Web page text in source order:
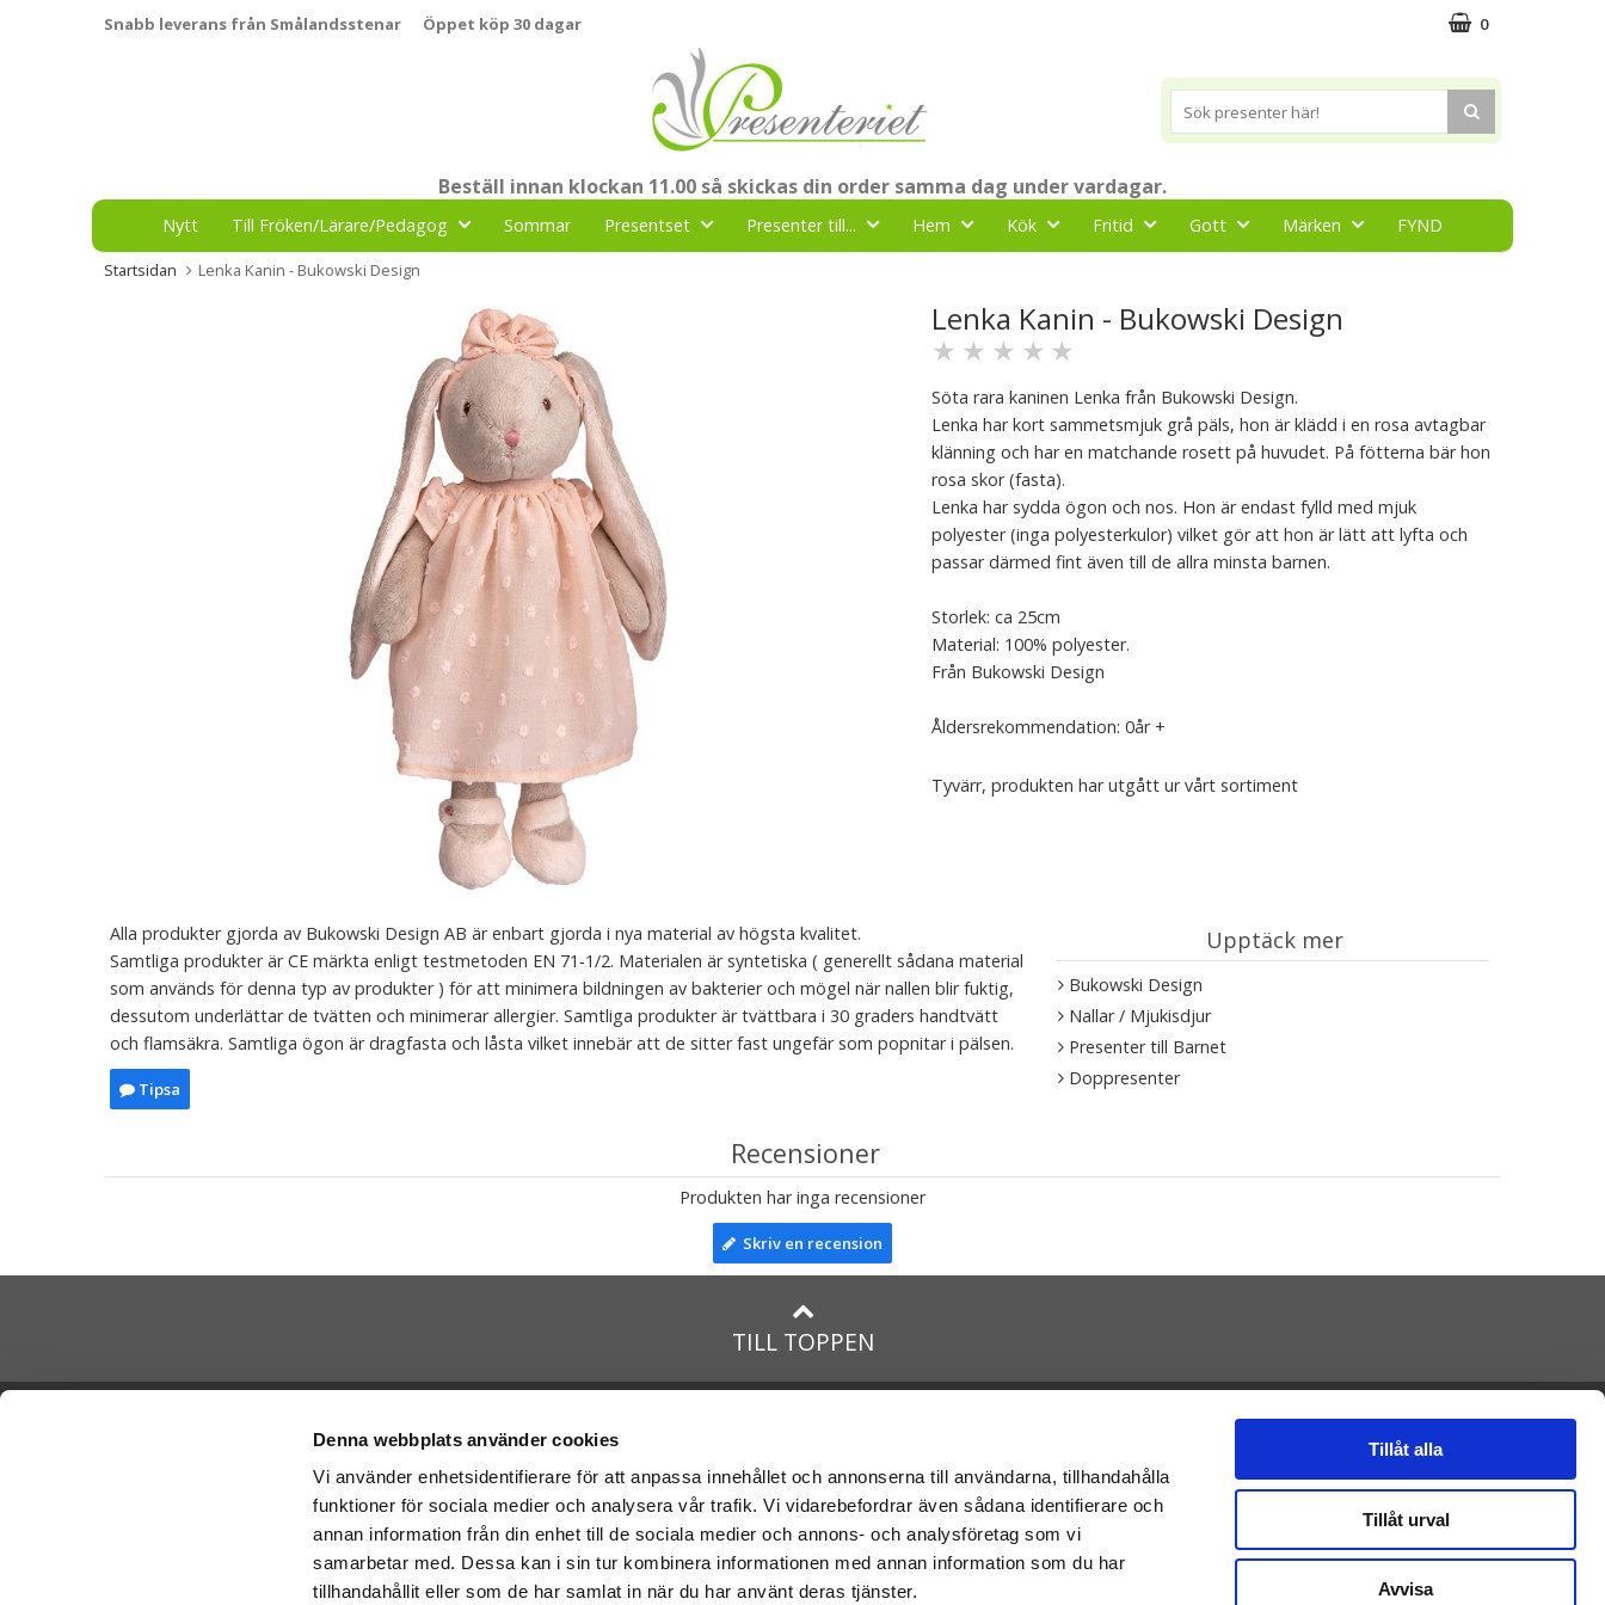
Denna webbplats använder cookies
Vi använder enhetsidentifierare för att anpassa innehållet och annonserna till användarna, tillhandahålla
funktioner för sociala medier och analysera vår trafik. Vi vidarebefordrar även sådana identifierare och
annan information från din enhet till de sociala medier och annons- och analysföretag som vi
samarbetar med. Dessa kan i sin tur kombinera informationen med annan information som du har
tillhandahållit eller som de har samlat in när du har använt deras tjänster.
Tillåt alla
Tillåt urval
Avvisa
Snabb leverans från Smålandsstenar Öppet köp 30 dagar 0
Beställ innan klockan 11.00 så skickas din order samma dag under vardagar.
Nytt Till Fröken/Lärare/Pedagog Sommar Presentset Presenter till... Hem Kök Fritid Gott Märken FYND
Startsidan Lenka Kanin - Bukowski Design
Lenka Kanin - Bukowski Design
★ ★ ★ ★ ★
Söta rara kaninen Lenka från Bukowski Design.
Lenka har kort sammetsmjuk grå päls, hon är klädd i en rosa avtagbar
klänning och har en matchande rosett på huvudet. På fötterna bär hon
rosa skor (fasta).
Lenka har sydda ögon och nos. Hon är endast fylld med mjuk
polyester (inga polyesterkulor) vilket gör att hon är lätt att lyfta och
passar därmed fint även till de allra minsta barnen.
Storlek: ca 25cm
Material: 100% polyester.
Från Bukowski Design
Åldersrekommendation: 0år +
Tyvärr, produkten har utgått ur vårt sortiment
Alla produkter gjorda av Bukowski Design AB är enbart gjorda i nya material av högsta kvalitet.
Samtliga produkter är CE märkta enligt testmetoden EN 71-1/2. Materialen är syntetiska ( generellt sådana material
som används för denna typ av produkter ) för att minimera bildningen av bakterier och mögel när nallen blir fuktig,
dessutom underlättar de tvätten och minimerar allergier. Samtliga produkter är tvättbara i 30 graders handtvätt
och flamsäkra. Samtliga ögon är dragfasta och låsta vilket innebär att de sitter fast ungefär som popnitar i pälsen.
Tipsa
Upptäck mer
Bukowski Design
Nallar / Mjukisdjur
Presenter till Barnet
Doppresenter
Recensioner
Produkten har inga recensioner
Skriv en recension
TILL TOPPEN
Vi skickarpresentermed Posten och
Schenker:
E-mail: Kontakt@presenteriet.se